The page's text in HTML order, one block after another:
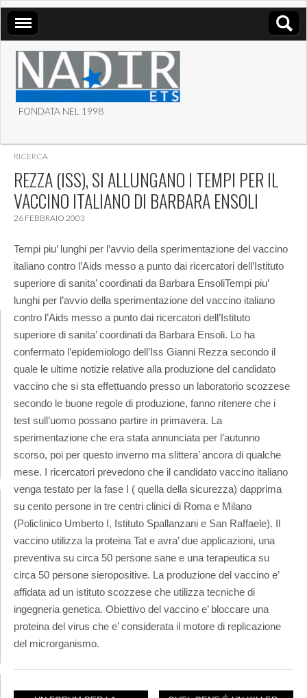
ASSOCIAZIONE NADIR
ETS
FONDATA NEL 1998
RICERCA
REZZA (ISS), SI ALLUNGANO I TEMPI PER IL
VACCINO ITALIANO DI BARBARA ENSOLI
26 FEBBRAIO 2003
Tempi piu’ lunghi per l’avvio della sperimentazione del vaccino
italiano contro l’Aids messo a punto dai ricercatori dell’Istituto
superiore di sanita’ coordinati da Barbara EnsoliTempi piu’
lunghi per l’avvio della sperimentazione del vaccino italiano
contro l’Aids messo a punto dai ricercatori dell’Istituto
superiore di sanita’ coordinati da Barbara Ensoli. Lo ha
confermato l’epidemiologo dell’Iss Gianni Rezza secondo il
quale le ultime notizie relative alla produzione del candidato
vaccino che si sta effettuando presso un laboratorio scozzese
secondo le buone regole di produzione, fanno ritenere che i
test sull’uomo possano partire in primavera. La
sperimentazione che era stata annunciata per l’autunno
scorso, poi per questo inverno ma slittera’ ancora di qualche
mese. I ricercatori prevedono che il candidato vaccino italiano
venga testato per la fase I ( quella della sicurezza) dapprima
su cento persone in tre centri clinici di Roma e Milano
(Policlinico Umberto I, Istituto Spallanzani e San Raffaele). Il
vaccino utilizza la proteina Tat e avra’ due applicazioni, una
preventiva su circa 50 persone sane e una terapeutica su
circa 50 persone sieropositive. La produzione del vaccino e’
affidata ad un istituto scozzese che utilizza tecniche di
ingegneria genetica. Obiettivo del vaccino e’ bloccare una
proteina del virus che e’ considerata il motore di replicazione
del microrganismo.